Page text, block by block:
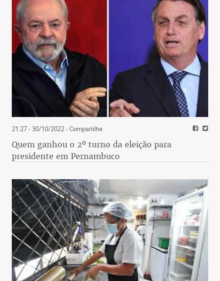
21:27 - 30/10/2022- Compartilhe
Quem ganhou o 2º turno da eleição para
presidente em Pernambuco